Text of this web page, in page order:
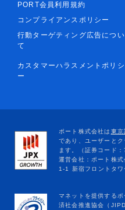
PORT会員利用規約
コンプライアンスポリシー
行動ターゲティング広告につい
て
カスタマーハラスメントポリシ
ー